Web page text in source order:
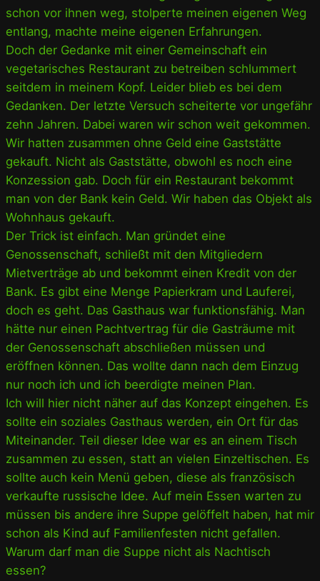
schon vor ihnen weg, stolperte meinen eigenen Weg
entlang, machte meine eigenen Erfahrungen.
Doch der Gedanke mit einer Gemeinschaft ein
vegetarisches Restaurant zu betreiben schlummert
seitdem in meinem Kopf. Leider blieb es bei dem
Gedanken. Der letzte Versuch scheiterte vor ungefähr
zehn Jahren. Dabei waren wir schon weit gekommen.
Wir hatten zusammen ohne Geld eine Gaststätte
gekauft. Nicht als Gaststätte, obwohl es noch eine
Konzession gab. Doch für ein Restaurant bekommt
man von der Bank kein Geld. Wir haben das Objekt als
Wohnhaus gekauft.
Der Trick ist einfach. Man gründet eine
Genossenschaft, schließt mit den Mitgliedern
Mietverträge ab und bekommt einen Kredit von der
Bank. Es gibt eine Menge Papierkram und Lauferei,
doch es geht. Das Gasthaus war funktionsfähig. Man
hätte nur einen Pachtvertrag für die Gasträume mit
der Genossenschaft abschließen müssen und
eröffnen können. Das wollte dann nach dem Einzug
nur noch ich und ich beerdigte meinen Plan.
Ich will hier nicht näher auf das Konzept eingehen. Es
sollte ein soziales Gasthaus werden, ein Ort für das
Miteinander. Teil dieser Idee war es an einem Tisch
zusammen zu essen, statt an vielen Einzeltischen. Es
sollte auch kein Menü geben, diese als französisch
verkaufte russische Idee. Auf mein Essen warten zu
müssen bis andere ihre Suppe gelöffelt haben, hat mir
schon als Kind auf Familienfesten nicht gefallen.
Warum darf man die Suppe nicht als Nachtisch
essen?